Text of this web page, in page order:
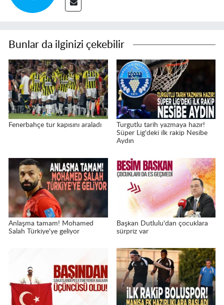
Bunlar da ilginizi çekebilir
Fenerbahçe tur kapısını araladı
Turgutlu tarih yazmaya hazır!
Süper Lig'deki ilk rakip Nesibe
Aydın
Anlaşma tamam! Mohamed
Salah Türkiye'ye geliyor
Başkan Dutlulu'dan çocuklara
sürpriz var